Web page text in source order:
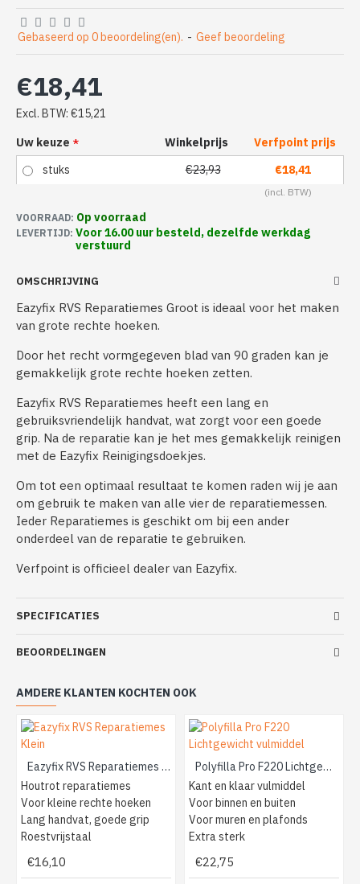
VOORRAAD: Op voorraad
LEVERTIJD: Voor 16.00 uur besteld, dezelfde werkdag
verstuurd
Gebaseerd op 0 beoordeling(en). - Geef beoordeling
€18,41
Excl. BTW: €15,21
Uw keuze
Winkelprijs
Verfpoint prijs
€23,93
€18,41
stuks
OMSCHRIJVING
Eazyfix RVS Reparatiemes Groot is ideaal voor het maken
van grote rechte hoeken.
Door het recht vormgegeven blad van 90 graden kan je
gemakkelijk grote rechte hoeken zetten.
Eazyfix RVS Reparatiemes heeft een lang en
gebruiksvriendelijk handvat, wat zorgt voor een goede
grip. Na de reparatie kan je het mes gemakkelijk reinigen
met de Eazyfix Reinigingsdoekjes.
Om tot een optimaal resultaat te komen raden wij je aan
om gebruik te maken van alle vier de reparatiemessen.
Ieder Reparatiemes is geschikt om bij een ander
onderdeel van de reparatie te gebruiken.
Verfpoint is officieel dealer van Eazyfix.
SPECIFICATIES
BEOORDELINGEN
AMDERE KLANTEN KOCHTEN OOK
Eazyfix RVS Reparatiemes Klein
Houtrot reparatiemes
Voor kleine rechte hoeken
Lang handvat, goede grip
Roestvrijstaal
€16,10
Polyfilla Pro F220 Lichtgewicht vulmiddel
Kant en klaar vulmiddel
Voor binnen en buiten
Voor muren en plafonds
Extra sterk
€22,75